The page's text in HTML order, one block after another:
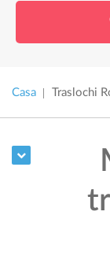
Casa Traslochi